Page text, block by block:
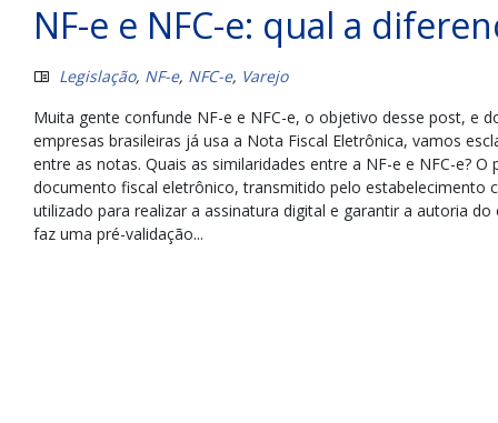
NF-e e NFC-e: qual a
Legislação, NF-e, NFC-e, Varejo
Muita gente confunde NF-e e NFC-e, o objetivo desse post, e
empresas brasileiras já usa a Nota Fiscal Eletrônica, vamos
entre as notas. Quais as similaridades entre a NF-e e NFC-e?
documento fiscal eletrônico, transmitido pelo estabelecimento
utilizado para realizar a assinatura digital e garantir a autoria
faz uma pré-validação...